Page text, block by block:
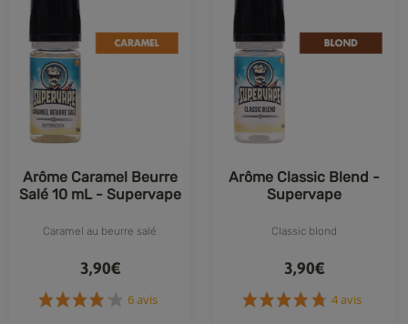
Arôme Caramel Beurre
Salé 10 mL - Supervape
Caramel au beurre salé
3,90€
Arôme Classic Blend -
Supervape
Classic blond
3,90€